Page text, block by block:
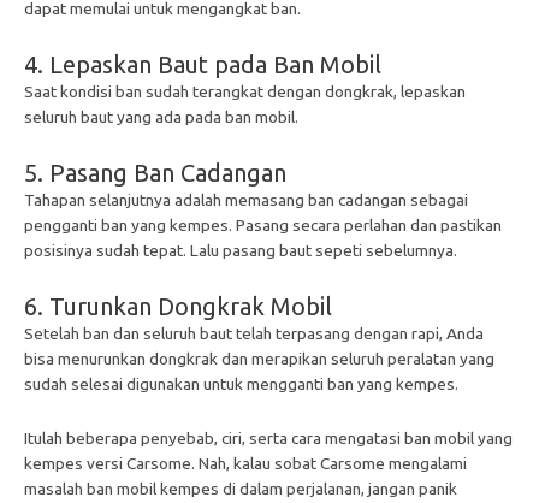
dapat memulai untuk mengangkat ban.
4. Lepaskan Baut pada Ban Mobil
Saat kondisi ban sudah terangkat dengan dongkrak, lepaskan
seluruh baut yang ada pada ban mobil.
5. Pasang Ban Cadangan
Tahapan selanjutnya adalah memasang ban cadangan sebagai
pengganti ban yang kempes. Pasang secara perlahan dan pastikan
posisinya sudah tepat. Lalu pasang baut sepeti sebelumnya.
6. Turunkan Dongkrak Mobil
Setelah ban dan seluruh baut telah terpasang dengan rapi, Anda
bisa menurunkan dongkrak dan merapikan seluruh peralatan yang
sudah selesai digunakan untuk mengganti ban yang kempes.
Itulah beberapa penyebab, ciri, serta cara mengatasi ban mobil yang
kempes versi Carsome. Nah, kalau sobat Carsome mengalami
masalah ban mobil kempes di dalam perjalanan, jangan panik